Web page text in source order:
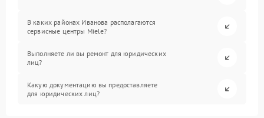
В каких районах Иванова располагаются
сервисные центры Miele?
Выполняете ли вы ремонт для юридических
лиц?
Какую документацию вы предоставляете
для юридических лиц?